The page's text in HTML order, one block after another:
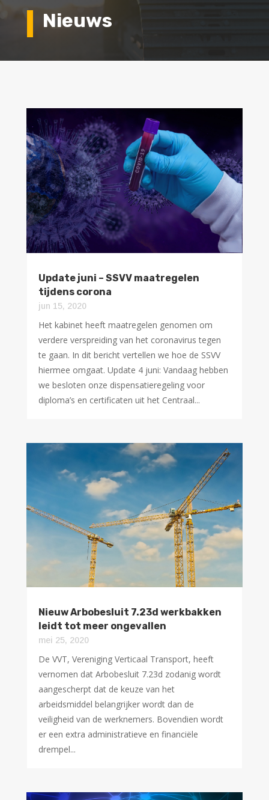
Nieuws
Update juni – SSVV maatregelen
tijdens corona
jun 15, 2020
Het kabinet heeft maatregelen genomen om
verdere verspreiding van het coronavirus tegen
te gaan. In dit bericht vertellen we hoe de SSVV
hiermee omgaat. Update 4 juni: Vandaag hebben
we besloten onze dispensatieregeling voor
diploma’s en certificaten uit het Centraal...
Nieuw Arbobesluit 7.23d werkbakken
leidt tot meer ongevallen
mei 25, 2020
De VVT, Vereniging Verticaal Transport, heeft
vernomen dat Arbobesluit 7.23d zodanig wordt
aangescherpt dat de keuze van het
arbeidsmiddel belangrijker wordt dan de
veiligheid van de werknemers. Bovendien wordt
er een extra administratieve en financiële
drempel...